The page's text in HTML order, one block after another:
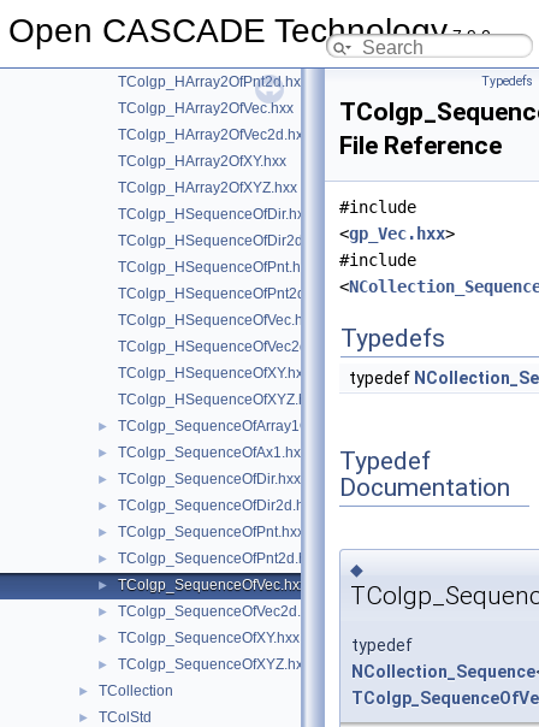
Open CASCADE Technology7.9.0
TColgp_HArray2OfLin2d.hxx
TColgp_HArray2OfPnt2d.hxx
TColgp_HArray2OfVec.hxx
TColgp_HArray2OfVec2d.hxx
TColgp_HArray2OfXY.hxx
TColgp_HArray2OfXYZ.hxx
TColgp_HSequenceOfDir.hxx
TColgp_HSequenceOfDir2d.hxx
TColgp_HSequenceOfPnt.hxx
TColgp_HSequenceOfPnt2d.hxx
TColgp_HSequenceOfVec.hxx
TColgp_HSequenceOfVec2d.hxx
TColgp_HSequenceOfXY.hxx
TColgp_HSequenceOfXYZ.hxx
► TColgp_SequenceOfArray1OfPnt2d.hxx
► TColgp_SequenceOfAx1.hxx
► TColgp_SequenceOfDir.hxx
► TColgp_SequenceOfDir2d.hxx
► TColgp_SequenceOfPnt.hxx
► TColgp_SequenceOfPnt2d.hxx
► TColgp_SequenceOfVec.hxx
► TColgp_SequenceOfVec2d.hxx
► TColgp_SequenceOfXY.hxx
► TColgp_SequenceOfXYZ.hxx
► TCollection
► TColStd
Typedefs
File Reference
#include
<gp_Vec.hxx>
#include
<
Typedefs
typedef
Typedef
Documentation
◆
typedef
NCollection_Sequence